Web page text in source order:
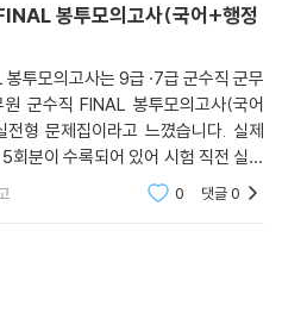
)
및 해설강의 수강권 수록)
원만의 추가 학습 자료 (해커스공무
스
봉투모의고사(국어+행정
투모의고사는 9급 ·7급 군수직 군무
군수직 FINAL 봉투모의고사(국어
형 문제집이라고 느꼈습니다. 실제
회분이 수록되어 있어 시험 직전 실력
었으며, 국어·행정법·경 영학이 균형
0 댓글0